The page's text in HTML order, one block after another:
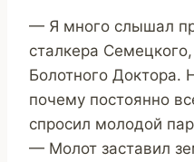
— Я много слышал
сталкера
Болотного Доктора.
почему постоянно
спросил молодой
— Молот заставил